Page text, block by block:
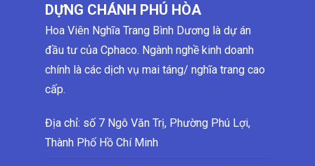
DỰNG CHÁNH PHÚ HÒA
Hoa Viên Nghĩa Trang Bình Dương là dự án
đầu tư của Cphaco. Ngành nghề kinh doanh
chính là các dịch vụ mai táng/ nghĩa trang cao
cấp.
Địa chỉ: số 7 Ngô Văn Trị, Phường Phú Lợi,
Thành Phố Hồ Chí Minh